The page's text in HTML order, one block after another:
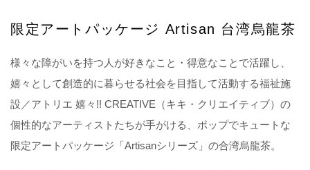
限定アートパッケージ Artisan 台湾烏龍茶
様々な障がいを持つ人が好きなこと・得意なことで活躍し、
嬉々として創造的に暮らせる社会を目指して活動する福祉施
設／アトリエ 嬉々!! CREATIVE（キキ・クリエイティブ）の
個性的なアーティストたちが手がける、ポップでキュートな
限定アートパッケージ「Artisanシリーズ」の合湾烏龍茶。